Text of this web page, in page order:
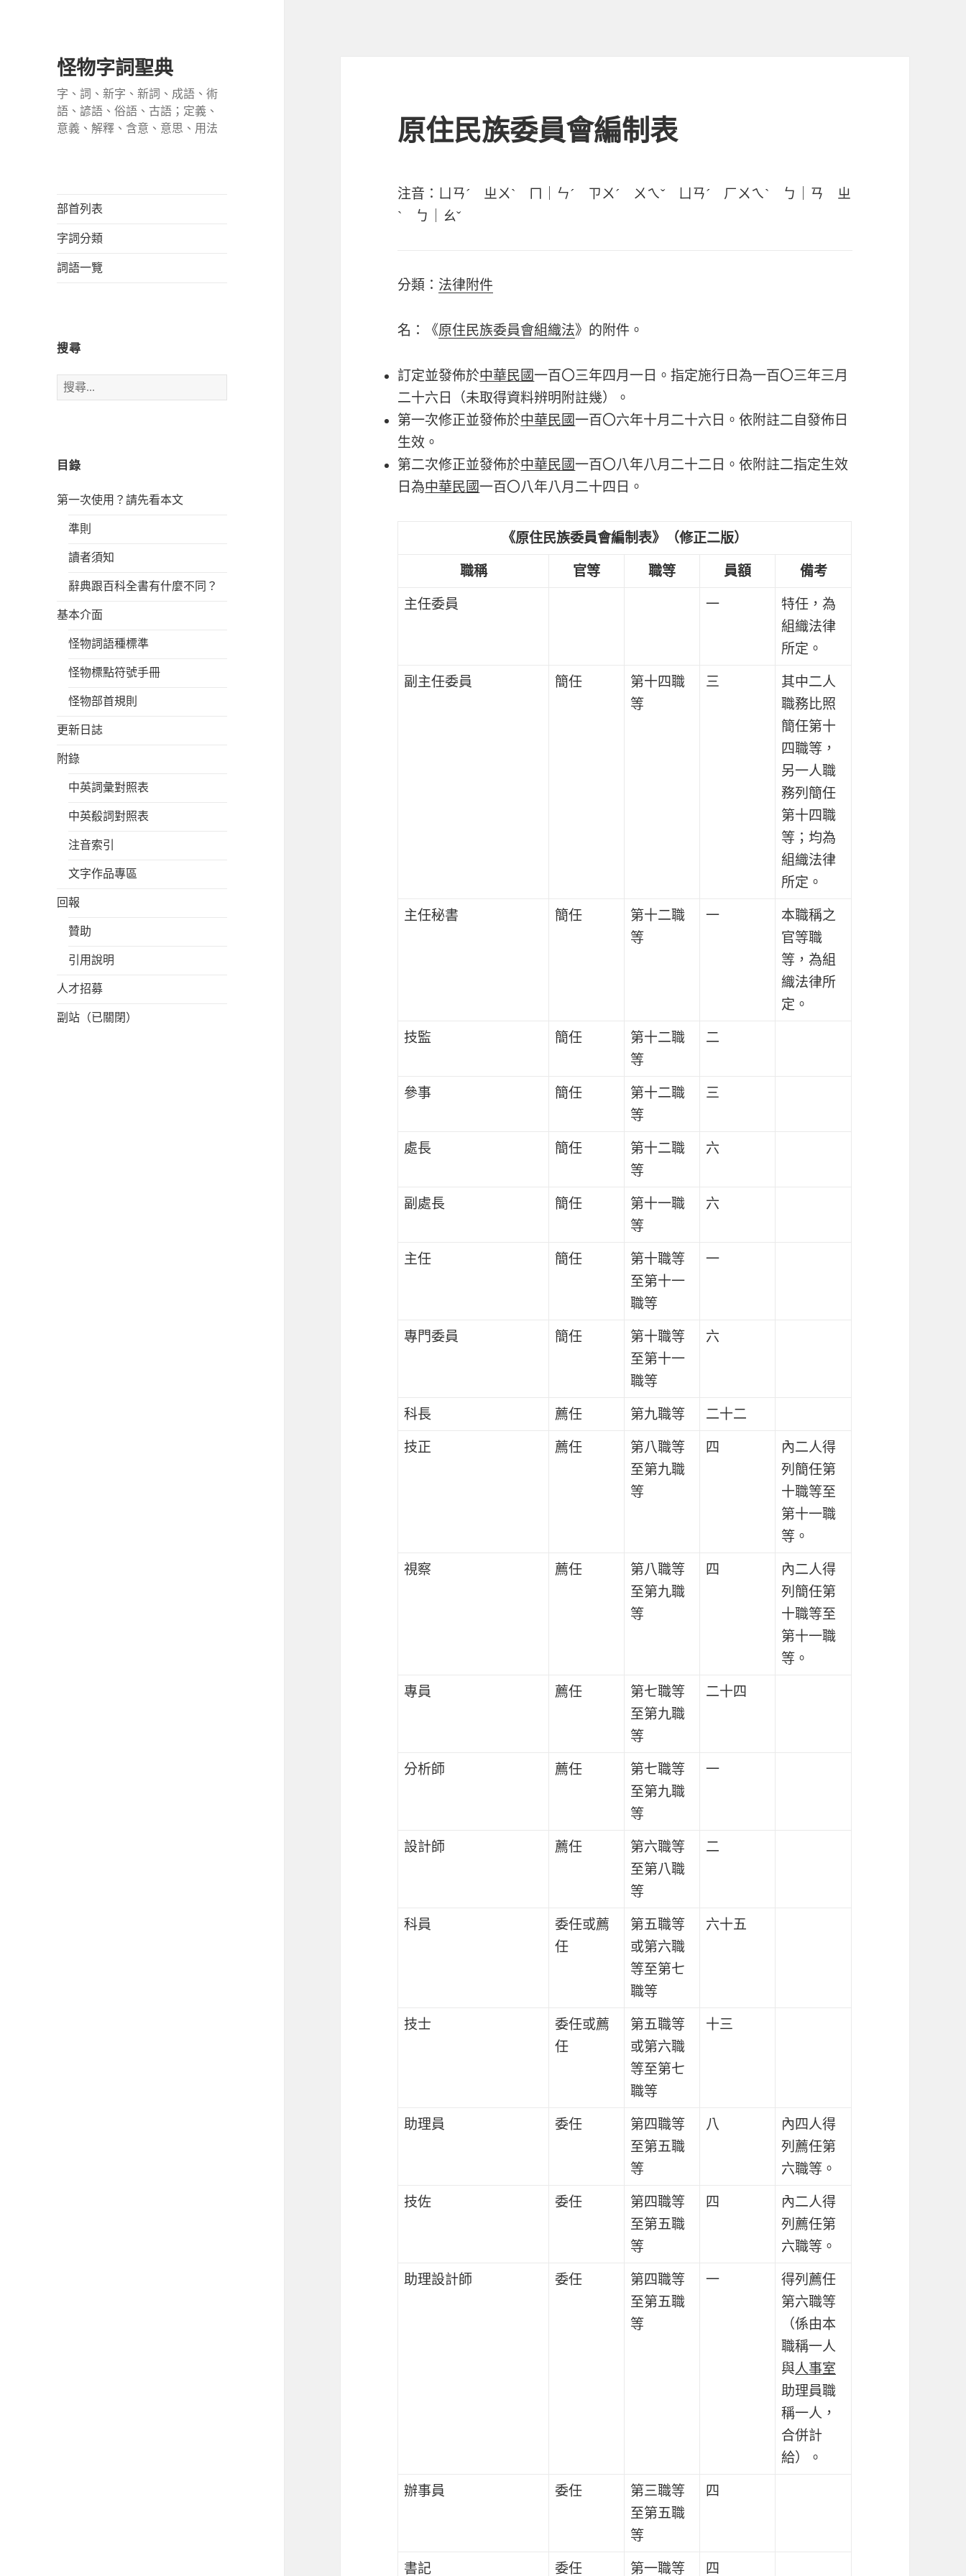
怪物字詞聖典
字、詞、新字、新詞、成語、術
語、諺語、俗語、古語；定義、
意義、解釋、含意、意思、用法
部首列表
字詞分類
詞語一覽
搜尋
搜
尋
目錄
第一次使用？請先看本文
準則
讀者須知
辭典跟百科全書有什麼不同？
基本介面
怪物詞語種標準
怪物標點符號手冊
怪物部首規則
更新日誌
附錄
中英詞彙對照表
中英殽詞對照表
注音索引
文字作品專區
回報
贊助
引用說明
人才招募
副站（已關閉）
原住民族委員會編制表
注音：ㄩㄢˊ ㄓㄨˋ ㄇ｜ㄣˊ ㄗㄨˊ ㄨㄟˇ ㄩㄢˊ ㄏㄨㄟˋ ㄅ｜ㄢ ㄓ
ˋ ㄅ｜ㄠˇ
分類： 法律附件
名：《原住民族委員會組織法》的附件。
訂定並發佈於中華民國一百〇三年四月一日。指定施行日為一百〇三年三月
二十六日（未取得資料辨明附註幾）。
第一次修正並發佈於中華民國一百〇六年十月二十六日。依附註二自發佈日
生效。
第二次修正並發佈於中華民國一百〇八年八月二十二日。依附註二指定生效
日為中華民國一百〇八年八月二十四日。
《原住民族委員會編制表》（修正二版）
職稱 官等 職等 員額 備考
主任委員 一
特任，為
組織法律
所定。
副主任委員 簡任
第十四職
等
三
其中二人
職務比照
簡任第十
四職等，
另一人職
務列簡任
第十四職
等；均為
組織法律
所定。
主任秘書 簡任
第十二職
等
一
本職稱之
官等職
等，為組
織法律所
定。
技監 簡任
第十二職
等
二
參事 簡任
第十二職
等
三
處長 簡任
第十二職
等
六
副處長 簡任
第十一職
等
六
主任 簡任
第十職等
至第十一
職等
一
專門委員 簡任
第十職等
至第十一
職等
六
科長 薦任 第九職等 二十二
技正 薦任
第八職等
至第九職
等
四
內二人得
列簡任第
十職等至
第十一職
等。
視察 薦任
第八職等
至第九職
等
四
內二人得
列簡任第
十職等至
第十一職
等。
專員 薦任
第七職等
至第九職
等
二十四
分析師 薦任
第七職等
至第九職
等
一
設計師 薦任
第六職等
至第八職
等
二
科員
委任或薦
任
第五職等
或第六職
等至第七
職等
六十五
技士
委任或薦
任
第五職等
或第六職
等至第七
職等
十三
助理員 委任
第四職等
至第五職
等
八
內四人得
列薦任第
六職等。
技佐 委任
第四職等
至第五職
等
四
內二人得
列薦任第
六職等。
助理設計師 委任
第四職等
至第五職
等
一
得列薦任
第六職等
（係由本
職稱一人
與人事室
助理員職
稱一人，
合併計
給）。
辦事員 委任
第三職等
至第五職
等
四
書記 委任 第一職等 四